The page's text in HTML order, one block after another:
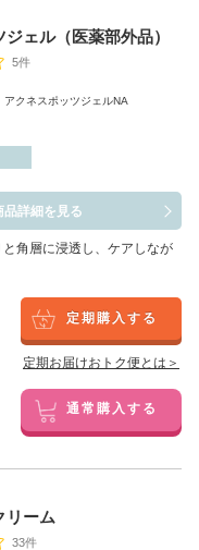
ェル（医薬部外品）
5件
ネスポッツジェルNA
品詳細を見る
角層に浸透し、ケアしなが
定期購入する
定期お届けおトク便とは＞
通常購入する
リーム
33件